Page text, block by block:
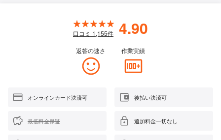
口コミ 1,155件 4.90
返答の速さ 作業実績
オンラインカード決済可 後払い決済可
最低料金保証 追加料金一切なし